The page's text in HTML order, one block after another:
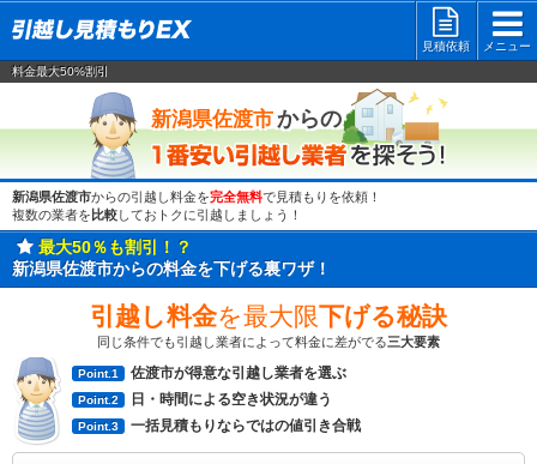
見積依頼
メニュー
料金最大50%割引
新潟県佐渡市からの
新潟県佐渡市からの引越し料金を完全無料で見積もりを依頼！
複数の業者を 比較しておトクに引越しましょう！
最大50％も割引！？
新潟県佐渡市からの料金を下げる裏ワザ！
引越し料金を最大限下げる秘訣
同じ条件でも引越し業者によって料金に差がでる三大要素
Point.1 佐渡市が得意な引越し業者を選ぶ
Point.2 日・時間による空き状況が違う
Point.3 一括見積もりならではの値引き合戦